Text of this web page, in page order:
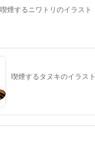
喫煙するニワトリのイラスト
喫煙するタヌキのイラスト